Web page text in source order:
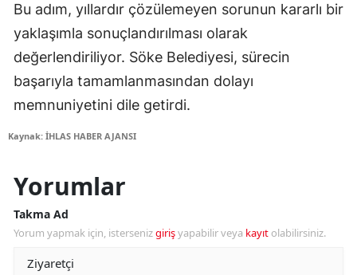
Bu adım, yıllardır çözülemeyen sorunun kararlı bir
yaklaşımla sonuçlandırılması olarak
değerlendiriliyor. Söke Belediyesi, sürecin
başarıyla tamamlanmasından dolayı
memnuniyetini dile getirdi.
Kaynak: İHLAS HABER AJANSI
Yorumlar
Takma Ad
Yorum yapmak için, istersenizgirişyapabilir veya kayıt olabilirsiniz.